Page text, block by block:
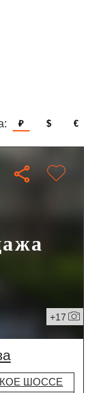
₽ $ €
+17
ШОССЕ